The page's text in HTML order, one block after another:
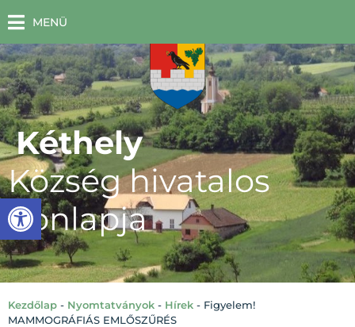
Eszköztár megnyitása
MENÜ
Kéthely
Község hivatalos
honlapja
Kezdőlap - Nyomtatványok - Hírek - Figyelem!
MAMMOGRÁFIÁS EMLŐSZŰRÉS